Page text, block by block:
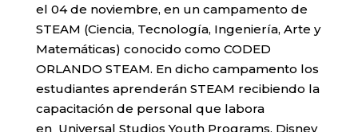
el 04 de noviembre, en un campamento de
STEAM (Ciencia, Tecnología, Ingeniería, Arte y
Matemáticas) conocido como CODED
ORLANDO STEAM. En dicho campamento los
estudiantes aprenderán STEAM recibiendo la
capacitación de personal que labora
en Universal Studios Youth Programs, Disney